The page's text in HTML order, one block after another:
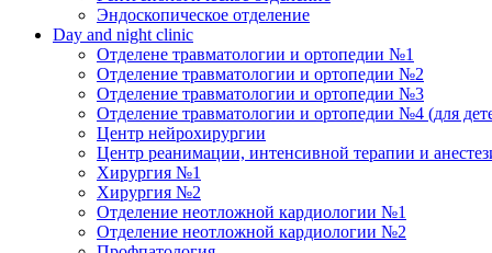
Эндоскопическое отделение
Day and night clinic
Отделене травматологии и ортопедии №1
Отделение травматологии и ортопедии №2
Отделение травматологии и ортопедии №3
Отделение травматологии и ортопедии №4 (для
Центр нейрохирургии
Центр реанимации, интенсивной терапии и
Хирургия №1
Хирургия №2
Отделение неотложной кардиологии №1
Отделение неотложной кардиологии №2